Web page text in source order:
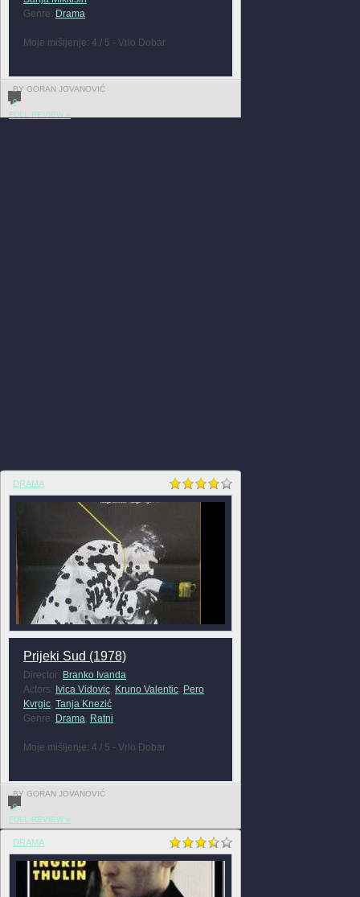
Genre: Drama
Moje mišljenje: 4 / 5 - Vrlo Dobar
BY GORAN JOVANOVIĆ
0
FULL REVIEW »
DRAMA
Prijeki Sud (1978)
Director: Branko Ivanda
Actors: Ivica Vidovic, Kruno Valentic, Pero
Kvrgic, Tanja Knezić
Genre: Drama, Ratni
Moje mišljenje: 4 / 5 - Vrlo Dobar
BY GORAN JOVANOVIĆ
0
FULL REVIEW »
DRAMA